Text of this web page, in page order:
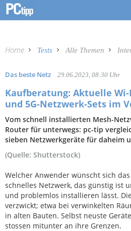
Home Tests Alle Themen
Das beste Netz 29.06.2023, 08:30 Uhr
Kaufberatung: Aktuelle Wi-
und 5G-Netzwerk-Sets im
Vom schnell installierten Mesh-
Router für unterwegs: pc-tip
sieben Netzwerkgeräte für daheim
(Quelle: Shutterstock)
Welcher Anwender wünscht sich
schnelles Netzwerk, das günstig ist
und problemlos installieren lässt.
verzwickt; etwa bei verwinkelten
in alten Bauten. Selbst neuste
stossen mitunter an ihre Grenzen.